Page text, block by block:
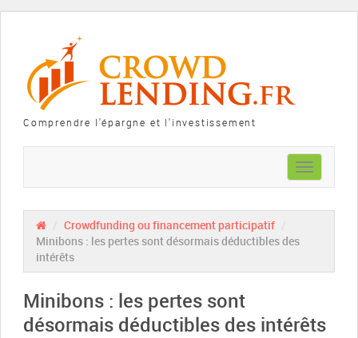
Comprendre l'épargne et l'investissement
Toggle
navigation
Crowdfunding ou financement participatif
Minibons : les pertes sont désormais déductibles des
intérêts
Minibons : les pertes sont
désormais déductibles des intérêts